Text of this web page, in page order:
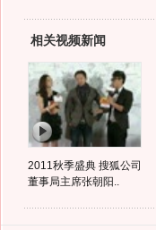
相关视频新闻
2011秋季盛典 搜狐公司
董事局主席张朝阳..